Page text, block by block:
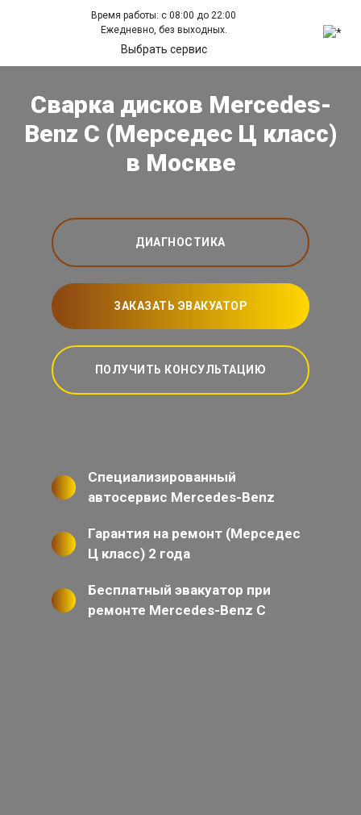
Время работы: с 08:00 до 22:00
Ежедневно, без выходных.
Выбрать сервис
Сварка дисков Mercedes-
Benz C (Мерседес Ц класс)
в Москве
ДИАГНОСТИКА
ЗАКАЗАТЬ ЭВАКУАТОР
ПОЛУЧИТЬ КОНСУЛЬТАЦИЮ
Специализированный
автосервис Mercedes-Benz
Гарантия на ремонт (Мерседес
Ц класс) 2 года
Бесплатный эвакуатор при
ремонте Mercedes-Benz C